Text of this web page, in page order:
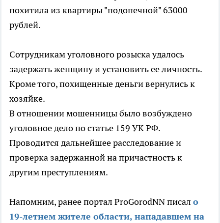
похитила из квартиры "подопечной" 63000
рублей.
Сотрудникам уголовного розыска удалось
задержать женщину и установить ее личность.
Кроме того, похищенные деньги вернулись к
хозяйке.
В отношении мошенницы было возбуждено
уголовное дело по статье 159 УК РФ.
Проводится дальнейшее расследование и
проверка задержанной на причастность к
другим преступлениям.
Напомним, ранее портал ProGorodNN писал о
19-летнем жителе области, нападавшем на